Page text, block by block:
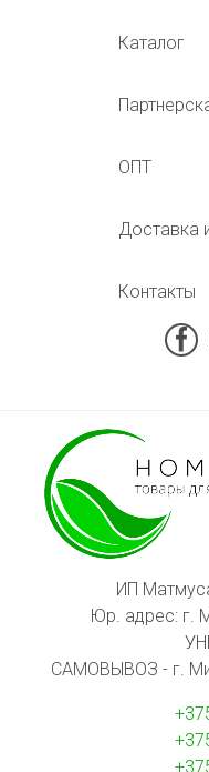
Каталог
ОПТ
Доставка
Контакты
ИП
Юр. адрес: г.
САМОВЫВОЗ - г.